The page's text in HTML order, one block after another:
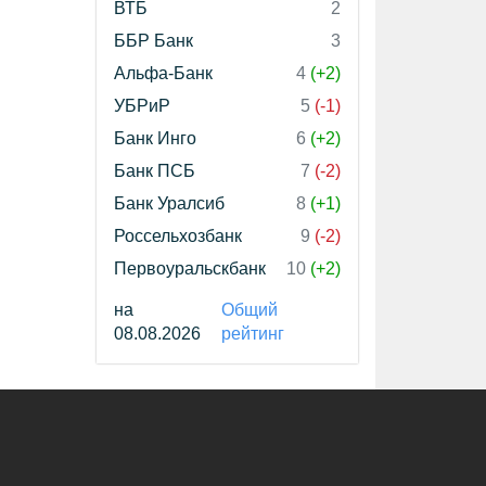
ВТБ
2
ББР Банк
3
Альфа-Банк
4 (+2)
УБРиР
5 (-1)
Банк Инго
6 (+2)
Банк ПСБ
7 (-2)
Банк Уралсиб
8 (+1)
Россельхозбанк
9 (-2)
Первоуральскбанк
10 (+2)
на
08.08.2026
Общий
рейтинг